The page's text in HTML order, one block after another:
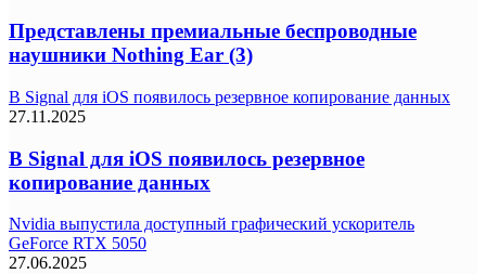
Представлены премиальные беспроводные
наушники Nothing Ear (3)
В Signal для iOS появилось резервное копирование данных
27.11.2025
В Signal для iOS появилось резервное
копирование данных
Nvidia выпустила доступный графический ускоритель
GeForce RTX 5050
27.06.2025